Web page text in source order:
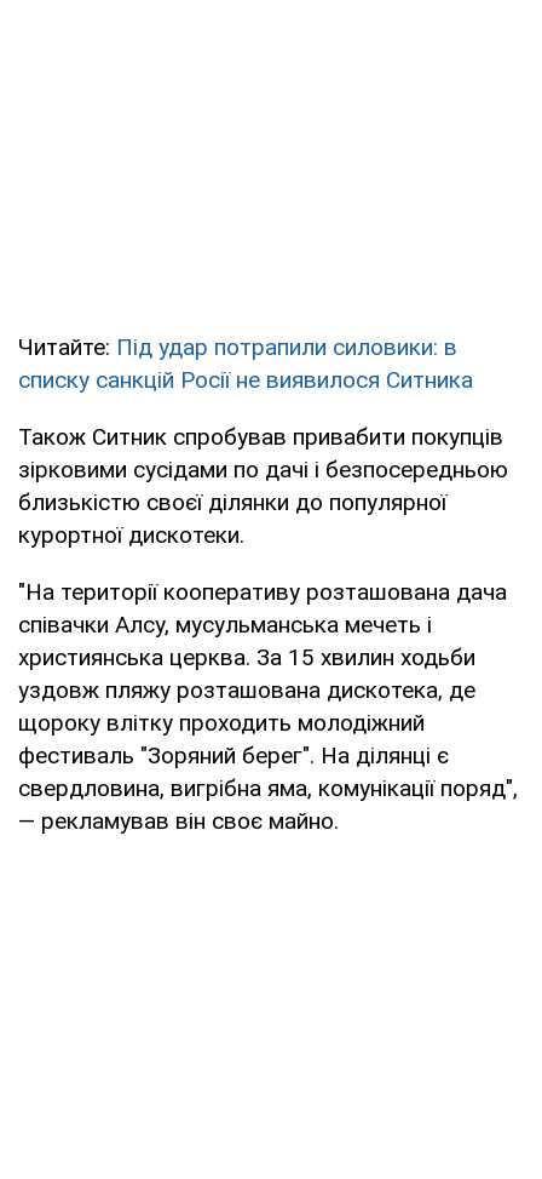
Читайте: Під удар потрапили силовики: в
списку санкцій Росії не виявилося Ситника
Також Ситник спробував привабити покупців
зірковими сусідами по дачі і безпосередньою
близькістю своєї ділянки до популярної
курортної дискотеки.
"На території кооперативу розташована дача
співачки Алсу, мусульманська мечеть і
християнська церква. За 15 хвилин ходьби
уздовж пляжу розташована дискотека, де
щороку влітку проходить молодіжний
фестиваль "Зоряний берег". На ділянці є
свердловина, вигрібна яма, комунікації поряд",
— рекламував він своє майно.